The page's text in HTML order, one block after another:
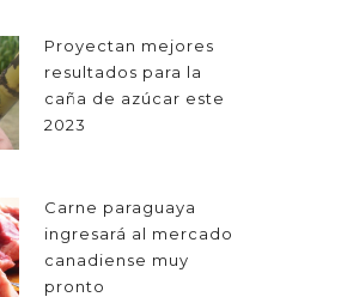
Proyectan mejores
resultados para la
caña de azúcar este
2023
Carne paraguaya
ingresará al mercado
canadiense muy
pronto